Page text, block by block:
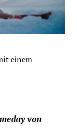
einem
von